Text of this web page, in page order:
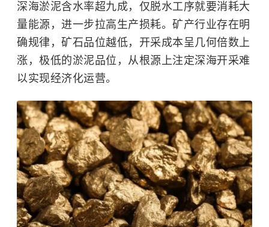
深海淤泥含水率超九成，仅脱水工序就要消耗大
量能源，进一步拉高生产损耗。矿产行业存在明
确规律，矿石品位越低，开采成本呈几何倍数上
涨，极低的淤泥品位，从根源上注定深海开采难
以实现经济化运营。